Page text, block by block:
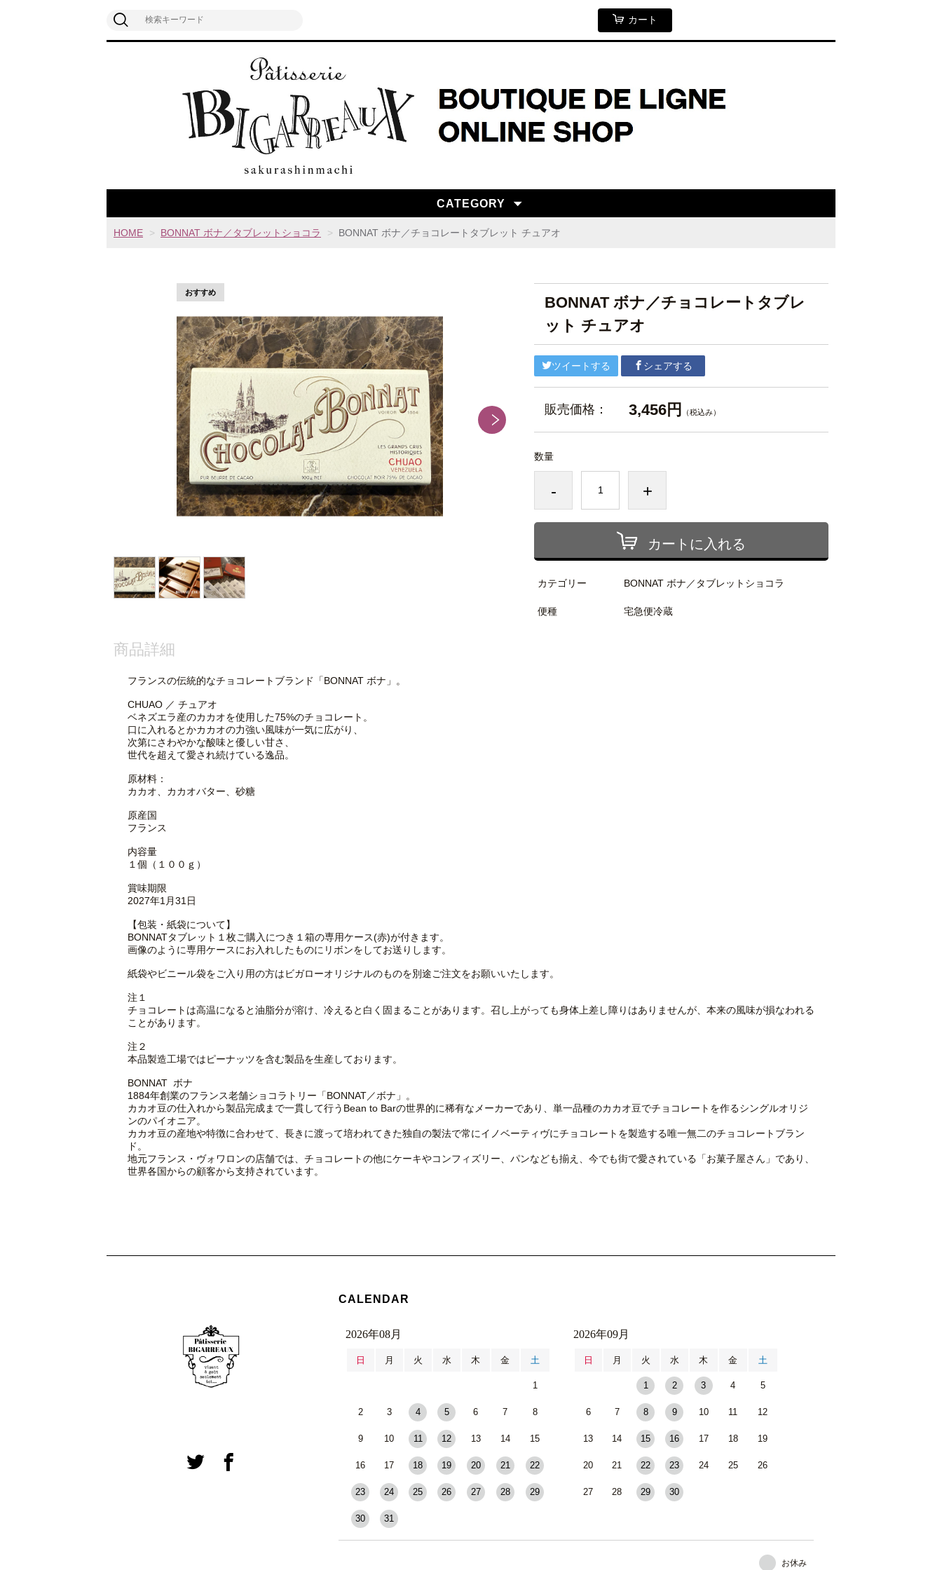
カート
CATEGORY
HOME BONNAT ボナ／タブレットショコラ BONNAT ボナ／チョコレートタブレット チュアオ
BONNAT ボナ／チョコレートタブレ
ット チュアオ
ツイートする シェアする
販売価格： 3,456円 （税込み）
数量
- +
カートに入れる
カテゴリー BONNAT ボナ／タブレットショコラ
便種 宅急便冷蔵
商品詳細
フランスの伝統的なチョコレートブランド「BONNAT ボナ」。
CHUAO ／ チュアオ
ベネズエラ産のカカオを使用した75%のチョコレート。
口に入れるとかカカオの力強い風味が一気に広がり、
次第にさわやかな酸味と優しい甘さ、
世代を超えて愛され続けている逸品。
原材料：
カカオ、カカオバター、砂糖
原産国
フランス
内容量
１個（１００ｇ）
賞味期限
2027年1月31日
【包装・紙袋について】
BONNATタブレット１枚ご購入につき１箱の専用ケース(赤)が付きます。
画像のように専用ケースにお入れしたものにリボンをしてお送りします。
紙袋やビニール袋をご入り用の方はビガローオリジナルのものを別途ご注文をお願いいたします。
注１
チョコレートは高温になると油脂分が溶け、冷えると白く固まることがあります。召し上がっても身体上差し障りはありませんが、本来の風味が損なわれる
ことがあります。
注２
本品製造工場ではピーナッツを含む製品を生産しております。
BONNAT ボナ
1884年創業のフランス老舗ショコラトリー「BONNAT／ボナ」。
カカオ豆の仕入れから製品完成まで一貫して行うBean to Barの世界的に稀有なメーカーであり、単一品種のカカオ豆でチョコレートを作るシングルオリジ
ンのパイオニア。
カカオ豆の産地や特徴に合わせて、長きに渡って培われてきた独自の製法で常にイノベーティヴにチョコレートを製造する唯一無二のチョコレートブラン
ド。
地元フランス・ヴォワロンの店舗では、チョコレートの他にケーキやコンフィズリー、パンなども揃え、今でも街で愛されている「お菓子屋さん」であり、
世界各国からの顧客から支持されています。
CALENDAR
2026年08月
日 月 火 水 木 金 土
1
2 3 4 5 6 7 8
9 10 11 12 13 14 15
16 17 18 19 20 21 22
23 24 25 26 27 28 29
30 31
2026年09月
日 月 火 水 木 金 土
1 2 3 4 5
6 7 8 9 10 11 12
13 14 15 16 17 18 19
20 21 22 23 24 25 26
27 28 29 30
お休み